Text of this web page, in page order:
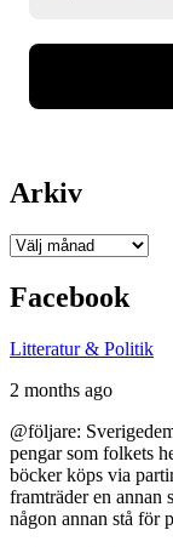
Arkiv
Arkiv
Facebook
Litteratur & Politik
2 months ago
@följare:
pengar som folkets
böcker köps via
framträder en annan
någon annan stå för